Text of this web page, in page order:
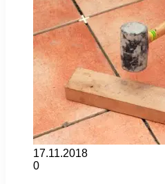
17.11.2018
0